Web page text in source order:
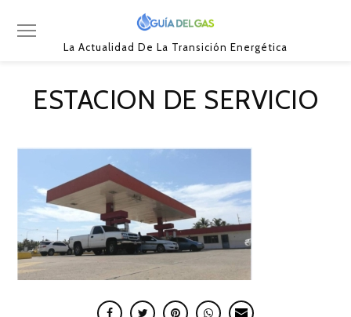
La Actualidad De La Transición Energética
ESTACION DE SERVICIO